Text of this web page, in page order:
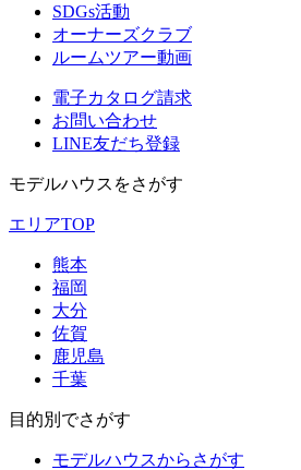
SDGs活動
オーナーズクラブ
ルームツアー動画
電子カタログ請求
お問い合わせ
LINE友だち登録
モデルハウスをさがす
エリアTOP
熊本
福岡
大分
佐賀
鹿児島
千葉
目的別でさがす
モデルハウスからさがす